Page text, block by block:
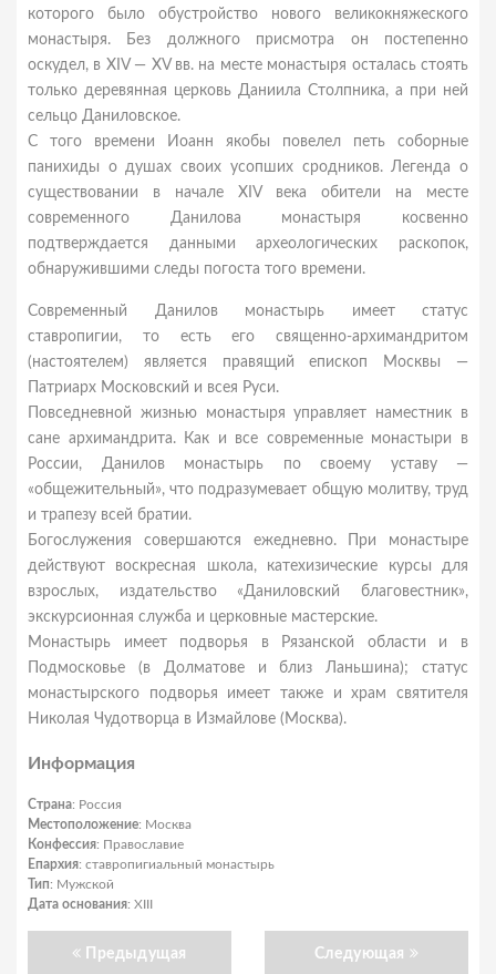
которого было обустройство нового великокняжеского
монастыря. Без должного присмотра он постепенно
оскудел, в XIV — XV вв. на месте монастыря осталась стоять
только деревянная церковь Даниила Столпника, а при ней
сельцо Даниловское.
С того времени Иоанн якобы повелел петь соборные
панихиды о душах своих усопших сродников. Легенда о
существовании в начале XIV века обители на месте
современного Данилова монастыря косвенно
подтверждается данными археологических раскопок,
обнаружившими следы погоста того времени.
Современный Данилов монастырь имеет статус
ставропигии, то есть его священно-архимандритом
(настоятелем) является правящий епископ Москвы —
Патриарх Московский и всея Руси.
Повседневной жизнью монастыря управляет наместник в
сане архимандрита. Как и все современные монастыри в
России, Данилов монастырь по своему уставу —
«общежительный», что подразумевает общую молитву, труд
и трапезу всей братии.
Богослужения совершаются ежедневно. При монастыре
действуют воскресная школа, катехизические курсы для
взрослых, издательство «Даниловский благовестник»,
экскурсионная служба и церковные мастерские.
Монастырь имеет подворья в Рязанской области и в
Подмосковье (в Долматове и близ Ланьшина); статус
монастырского подворья имеет также и храм святителя
Николая Чудотворца в Измайлове (Москва).
Информация
Страна: Россия
Местоположение: Москва
Конфессия: Православие
Епархия: ставропигиальный монастырь
Тип: Мужской
Дата основания: XIII
Предыдущая Следующая